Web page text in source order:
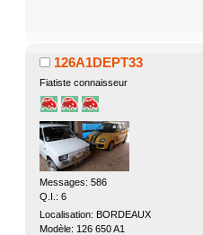
126A1DEPT33
Fiatiste connaisseur
Messages: 586
Q.I.: 6
Localisation: BORDEAUX
Modèle: 126 650 A1